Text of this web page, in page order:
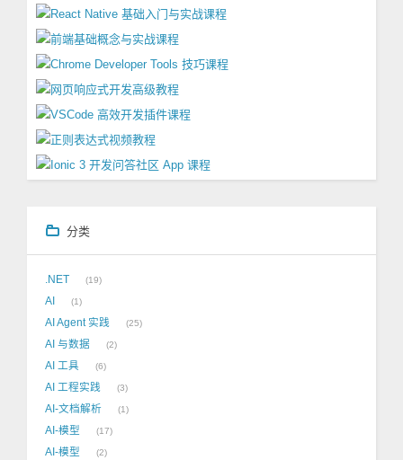
分类
.NET 19
AI 1
AI Agent 实践 25
AI 与数据 2
AI 工具 6
AI 工程实践 3
AI-文档解析 1
AI-模型 17
AI-模型 2